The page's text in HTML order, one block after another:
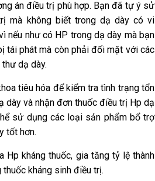
án điều trị phù hợp. Bạn đã tự ý sử
mà không biết trong dạ dày có vi
nếu như có HP trong dạ dày mà bạn
tái phát mà còn phải đối mặt với các
dạ dày.
tiêu hóa để kiểm tra tình trạng tổn
dày và nhận đơn thuốc điều trị Hp dạ
sử dụng các loại sản phẩm bổ trợ
tốt hơn.
Hp kháng thuốc, gia tăng tỷ lệ thành
kháng sinh điều trị.